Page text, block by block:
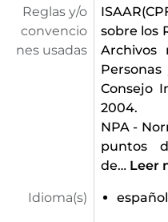
Reglas y/o
convencio
nes usadas
sobre los
Archivos
Personas
Consejo
2004.
NPA -
puntos
de… Leer
Idioma(s) español